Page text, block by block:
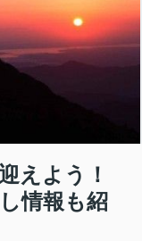
えよう！
情報も紹